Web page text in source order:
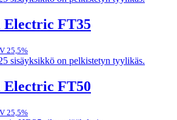
FT35
25,5%
FT50
25,5%